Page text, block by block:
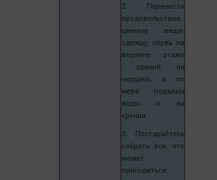
2. Перенести
продовольствие,
ценные вещи,
одежду, обувь на
верхние этажи
зданий, на
чердаки, а по
мере подъема
воды и на
крыши.
3. Постарайтесь
собрать все, что
может
пригодиться: